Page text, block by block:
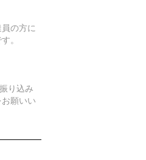
の方に
。
り込み
願いい